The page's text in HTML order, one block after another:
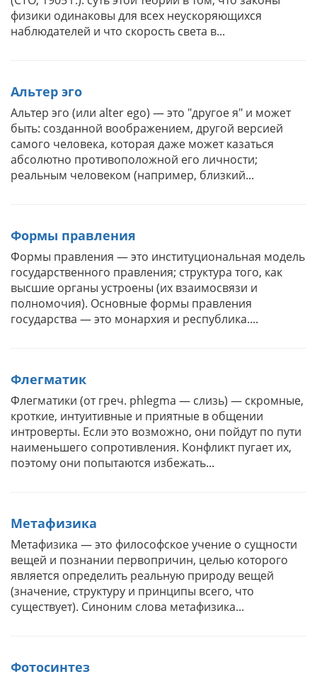
физики одинаковы для всех неускоряющихся
наблюдателей и что скорость света в...
Альтер эго
Альтер эго (или alter ego) — это "другое я" и может
быть: созданной воображением, другой версией
самого человека, которая даже может казаться
абсолютно противоположной его личности;
реальным человеком (например, близкий...
Формы правления
Формы правления — это институциональная модель
государственного правления; структура того, как
высшие органы устроены (их взаимосвязи и
полномочия). Основные формы правления
государства — это монархия и республика....
Флегматик
Флегматики (от греч. phlegma — слизь) — скромные,
кроткие, интуитивные и приятные в общении
интроверты. Если это возможно, они пойдут по пути
наименьшего сопротивления. Конфликт пугает их,
поэтому они попытаются избежать...
Метафизика
Метафизика — это философское учение о сущности
вещей и познании первопричин, целью которого
является определить реальную природу вещей
(значение, структуру и принципы всего, что
существует). Синоним слова метафизика...
Фотосинтез